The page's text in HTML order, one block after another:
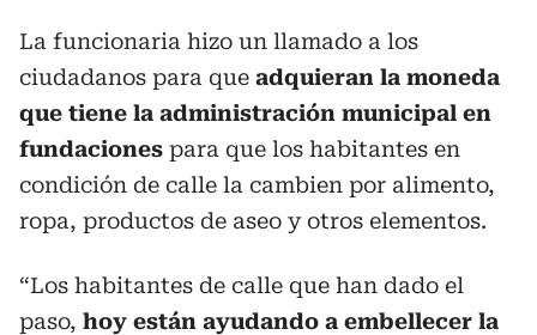
La funcionaria hizo un llamado a los
ciudadanos para que adquieran la moneda
que tiene la administración municipal en
fundaciones para que los habitantes en
condición de calle la cambien por alimento,
ropa, productos de aseo y otros elementos.
“Los habitantes de calle que han dado el
paso, hoy están ayudando a embellecer la